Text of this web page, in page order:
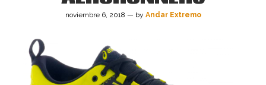
noviembre 6, 2018 — by Andar Extremo